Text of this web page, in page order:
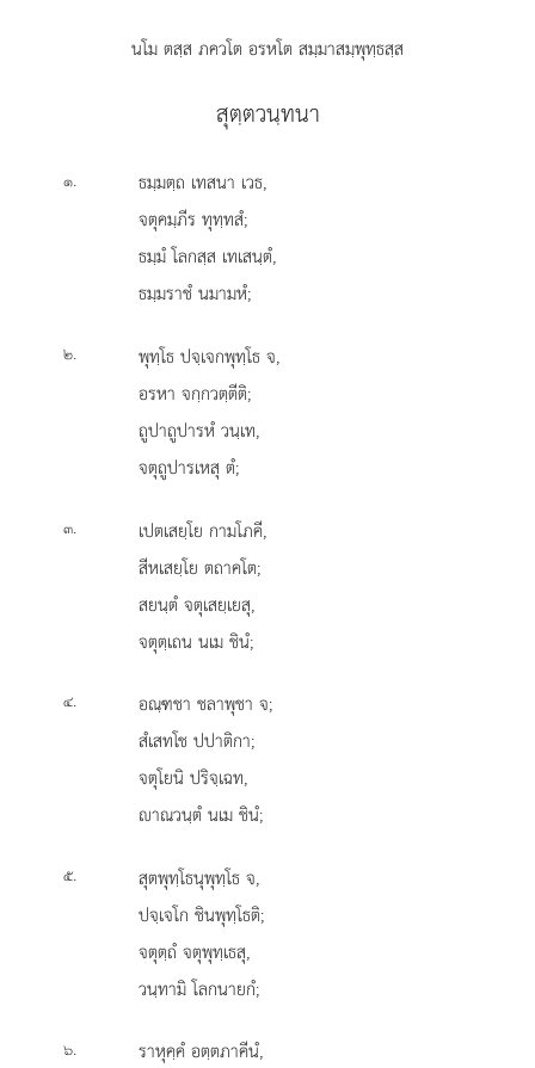
นโม ตสฺส ภควโต อรหโต สมฺมาสมฺพุทฺธสฺส
สุตฺตวนฺทนา
๑. ธมฺมตฺถ เทสนา เวธ,
จตุคมฺภีร ทุทฺทสํ;
ธมฺมํ โลกสฺส เทเสนฺตํ,
ธมฺมราชํ นมามหํ;
๒. พุทฺโธ ปจฺเจกพุทฺโธ จ,
อรหา จกฺกวตฺตีติ;
ถูปาถูปารหํ วนฺเท,
จตุถูปารเหสุ ตํ;
๓. เปตเสยฺโย กามโภคี,
สีหเสยฺโย ตถาคโต;
สยนฺตํ จตุเสยฺเยสุ,
จตุตฺเถน นเม ชินํ;
๔.
อณฺฑชา ชลาพุชา จ;
สํเสทโช ปปาติกา;
จตุโยนิ ปริจฺเฉท,
าณวนฺตํ นเม ชินํ;
๕. สุตพุทฺโธนุพุทฺโธ จ,
ปจฺเจโก ชินพุทฺโธติ;
จตุตฺถํ จตุพุทฺเธสุ,
วนฺทามิ โลกนายกํ;
๖. ราหุคฺคํ อตฺตภาคีนํ,